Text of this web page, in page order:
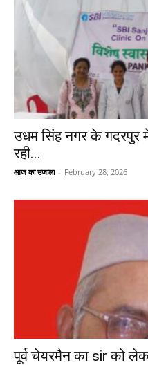
उधम सिंह नगर के गदरपुर
रही...
आज का उजाला - February 28, 2026
पूर्व चेयरमैन का sir को